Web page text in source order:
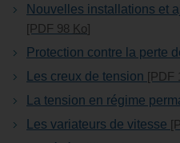
Nouvelles installations et
[PDF 98 Ko]
Protection contre la perte
Les creux de tension [PDF
La tension en régime
Les variateurs de vitesse